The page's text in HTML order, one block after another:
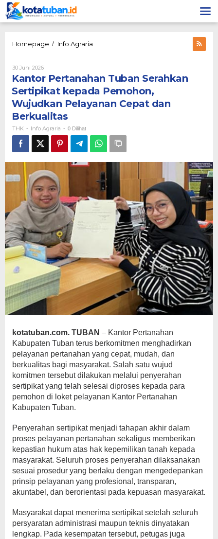
Lewati
ke
konten
Homepage / Info Agraria
Sertipikat
kepada
Pemohon,
Wujudkan
Berkualitas
30 Juni 2026Oleh
THK
Kantor Pertanahan Tuban Serahkan
Sertipikat kepada Pemohon,
Wujudkan Pelayanan Cepat dan
Berkualitas
THK - Info Agraria - 0 Dilihat
kotatuban.com. TUBAN – Kantor Pertanahan
Kabupaten Tuban terus berkomitmen menghadirkan
pelayanan pertanahan yang cepat, mudah, dan
berkualitas bagi masyarakat. Salah satu wujud
komitmen tersebut dilakukan melalui penyerahan
sertipikat yang telah selesai diproses kepada para
pemohon di loket pelayanan Kantor Pertanahan
Kabupaten Tuban.
Penyerahan sertipikat menjadi tahapan akhir dalam
proses pelayanan pertanahan sekaligus memberikan
kepastian hukum atas hak kepemilikan tanah kepada
masyarakat. Seluruh proses penyerahan dilaksanakan
sesuai prosedur yang berlaku dengan mengedepankan
prinsip pelayanan yang profesional, transparan,
akuntabel, dan berorientasi pada kepuasan masyarakat.
Masyarakat dapat menerima sertipikat setelah seluruh
persyaratan administrasi maupun teknis dinyatakan
lengkap. Pada kesempatan tersebut, petugas juga